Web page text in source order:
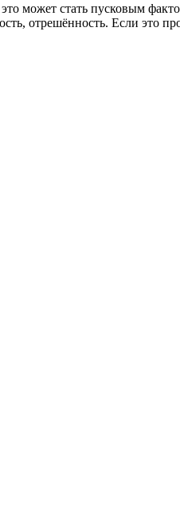
может стать пусковым
отрешённость. Если это